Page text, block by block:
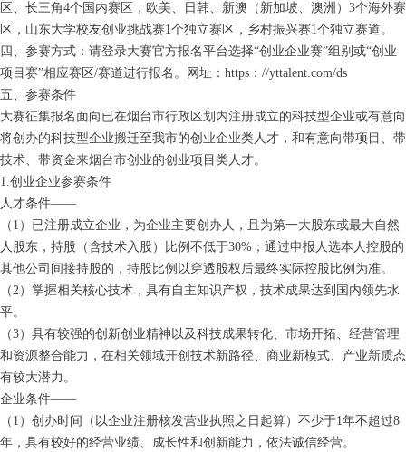
区、长三角4个国内赛区，欧美、日韩、新澳（新加坡、澳洲）3个海外赛
区，山东大学校友创业挑战赛1个独立赛区，乡村振兴赛1个独立赛道。
四、参赛方式：请登录大赛官方报名平台选择“创业企业赛”组别或“创业
项目赛”相应赛区/赛道进行报名。网址：https：//yttalent.com/ds
五、参赛条件
大赛征集报名面向已在烟台市行政区划内注册成立的科技型企业或有意向
将创办的科技型企业搬迁至我市的创业企业类人才，和有意向带项目、带
技术、带资金来烟台市创业的创业项目类人才。
1.创业企业参赛条件
人才条件——
（1）已注册成立企业，为企业主要创办人，且为第一大股东或最大自然
人股东，持股（含技术入股）比例不低于30%；通过申报人选本人控股的
其他公司间接持股的，持股比例以穿透股权后最终实际控股比例为准。
（2）掌握相关核心技术，具有自主知识产权，技术成果达到国内领先水
平。
（3）具有较强的创新创业精神以及科技成果转化、市场开拓、经营管理
和资源整合能力，在相关领域开创技术新路径、商业新模式、产业新质态
有较大潜力。
企业条件——
（1）创办时间（以企业注册核发营业执照之日起算）不少于1年不超过8
年，具有较好的经营业绩、成长性和创新能力，依法诚信经营。